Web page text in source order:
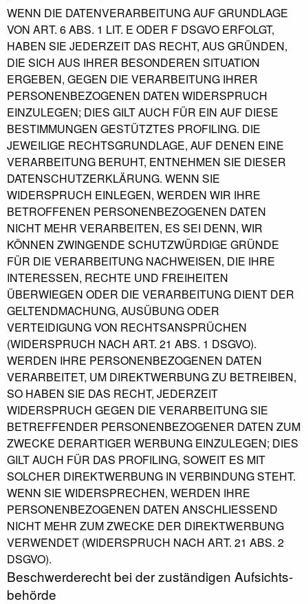
WENN DIE DATENVERARBEITUNG AUF GRUNDLAGE
VON ART. 6 ABS. 1 LIT. E ODER F DSGVO ERFOLGT,
HABEN SIE JEDERZEIT DAS RECHT, AUS GRÜNDEN,
DIE SICH AUS IHRER BESONDEREN SITUATION
ERGEBEN, GEGEN DIE VERARBEITUNG IHRER
PERSONENBEZOGENEN DATEN WIDERSPRUCH
EINZULEGEN; DIES GILT AUCH FÜR EIN AUF DIESE
BESTIMMUNGEN GESTÜTZTES PROFILING. DIE
JEWEILIGE RECHTSGRUNDLAGE, AUF DENEN EINE
VERARBEITUNG BERUHT, ENTNEHMEN SIE DIESER
DATENSCHUTZERKLÄRUNG. WENN SIE
WIDERSPRUCH EINLEGEN, WERDEN WIR IHRE
BETROFFENEN PERSONENBEZOGENEN DATEN
NICHT MEHR VERARBEITEN, ES SEI DENN, WIR
KÖNNEN ZWINGENDE SCHUTZWÜRDIGE GRÜNDE
FÜR DIE VERARBEITUNG NACHWEISEN, DIE IHRE
INTERESSEN, RECHTE UND FREIHEITEN
ÜBERWIEGEN ODER DIE VERARBEITUNG DIENT DER
GELTENDMACHUNG, AUSÜBUNG ODER
VERTEIDIGUNG VON RECHTSANSPRÜCHEN
(WIDERSPRUCH NACH ART. 21 ABS. 1 DSGVO).
WERDEN IHRE PERSONENBEZOGENEN DATEN
VERARBEITET, UM DIREKTWERBUNG ZU BETREIBEN,
SO HABEN SIE DAS RECHT, JEDERZEIT
WIDERSPRUCH GEGEN DIE VERARBEITUNG SIE
BETREFFENDER PERSONENBEZOGENER DATEN ZUM
ZWECKE DERARTIGER WERBUNG EINZULEGEN; DIES
GILT AUCH FÜR DAS PROFILING, SOWEIT ES MIT
SOLCHER DIREKTWERBUNG IN VERBINDUNG STEHT.
WENN SIE WIDERSPRECHEN, WERDEN IHRE
PERSONENBEZOGENEN DATEN ANSCHLIESSEND
NICHT MEHR ZUM ZWECKE DER DIREKTWERBUNG
VERWENDET (WIDERSPRUCH NACH ART. 21 ABS. 2
DSGVO).
Beschwerde­recht bei der zuständigen Aufsichts­
behörde